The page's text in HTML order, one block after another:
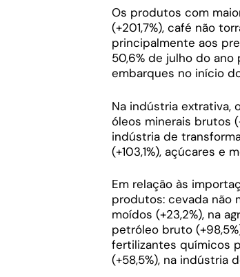
Os produtos com
(+201,7%), café não
principalmente aos
50,6% de julho do
embarques no início
Na indústria extrativa,
óleos minerais brutos
indústria de
(+103,1%), açúcares e
Em relação às
produtos: cevada não
moídos (+23,2%), na
petróleo bruto
fertilizantes químicos
(+58,5%), na indústria